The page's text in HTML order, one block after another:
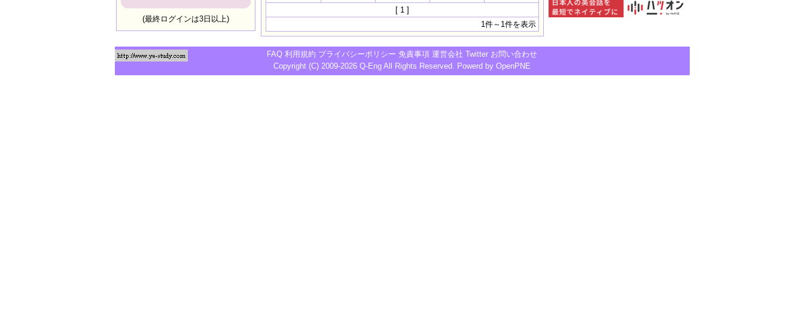
(最終ログインは3日以上)
[ 1 ]
1件～1件を表示
FAQ 利用規約 プライバシーポリシー 免責事項 運営会社 Twitter お問い合わせ
Copyright (C) 2009-2026 Q-Eng All Rights Reserved. Powerd by OpenPNE